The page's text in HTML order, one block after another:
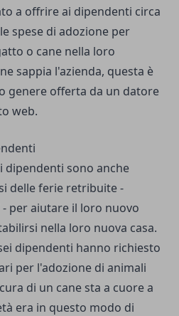
a offrire ai dipendenti circa
spese di adozione per
o cane nella loro
sappia l'azienda, questa è
genere offerta da un datore
web.
dipendenti sono anche
delle ferie retribuite -
per aiutare il loro nuovo
nella loro nuova casa.
dipendenti hanno richiesto
per l'adozione di animali
di un cane sta a cuore a
era in questo modo di